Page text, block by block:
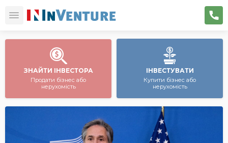
ЗНАЙТИ ІНВЕСТОРА
Продати бізнес або
нерухомість
ІНВЕСТУВАТИ
Купити бізнес або
нерухомість